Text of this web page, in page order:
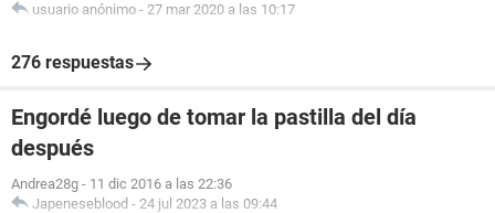
usuario anónimo - 27 mar 2020 a las 10:17
276 respuestas
Engordé luego de tomar la pastilla del día
después
Andrea28g - 11 dic 2016 a las 22:36
Japeneseblood - 24 jul 2023 a las 09:44